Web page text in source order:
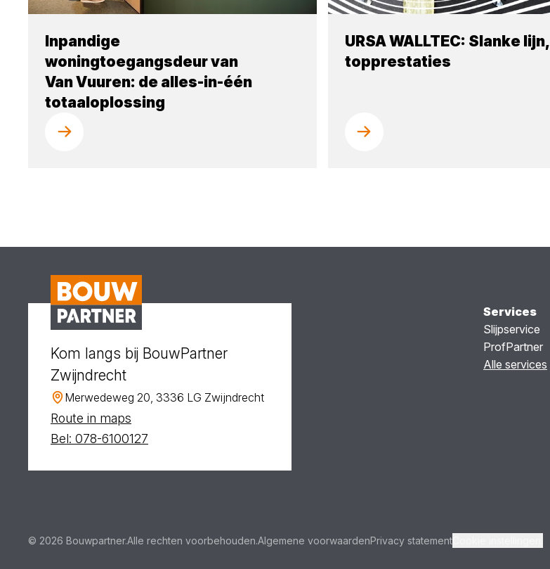
Inpandige
woningtoegangsdeur van
Van Vuuren: de alles-in-één
totaaloplossing
URSA WALLTEC: Slanke lijn,
topprestaties
Kom langs bij BouwPartner
Zwijndrecht
Merwedeweg 20, 3336 LG Zwijndrecht
Route in maps
Bel: 078-6100127
Services
Slijpservice
ProfPartner
Alle services
© 2026 Bouwpartner.Alle rechten voorbehouden.Algemene voorwaardenPrivacy statement